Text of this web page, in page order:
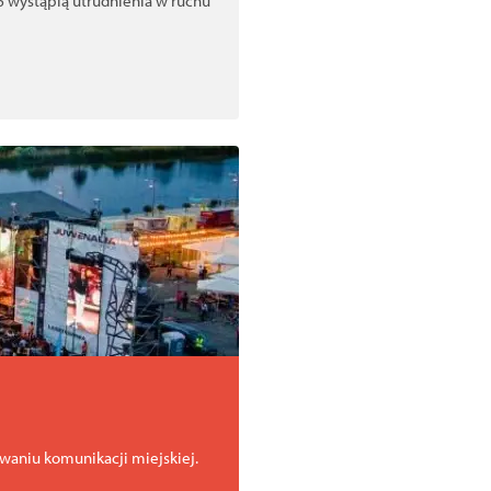
komunikacji miejskiej.